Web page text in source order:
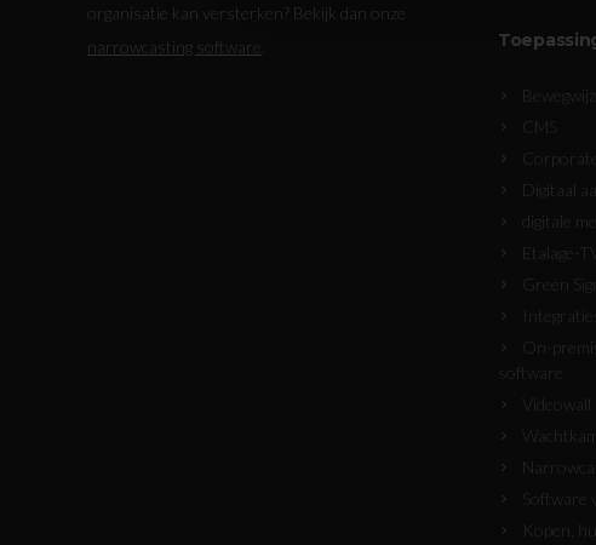
organisatie kan versterken? Bekijk dan onze
narrowcasting software
CMS
Digitaal
digitale
Etalage-TV
Green
On-
software
Videowall
Software
Kopen,